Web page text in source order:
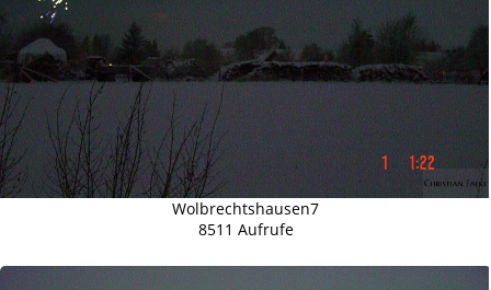
Wolbrechtshausen7
8511 Aufrufe